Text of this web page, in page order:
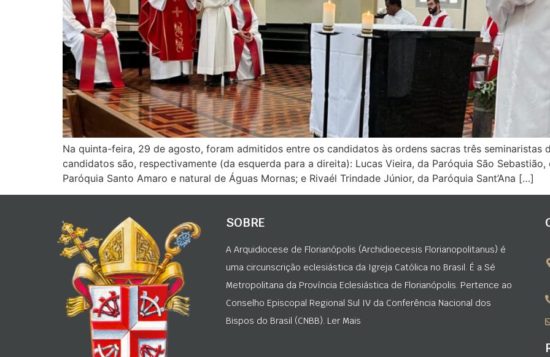
Na quinta-feira, 29 de agosto, foram admitidos entre os candidatos às ordens sacras três seminaristas
candidatos são, respectivamente (da esquerda para a direita): Lucas Vieira, da Paróquia São
Paróquia Santo Amaro e natural de Águas Mornas; e Rivaél Trindade Júnior, da Paróquia Sant’Ana […]
SOBRE
A Arquidiocese de Florianópolis (Archidioecesis Florianopolitanus) é
uma circunscrição eclesiástica da Igreja Católica no Brasil. É a Sé
Metropolitana da Província Eclesiástica de Florianópolis. Pertence ao
Conselho Episcopal Regional Sul IV da Conferência Nacional dos
Bispos do Brasil (CNBB). Ler Mais